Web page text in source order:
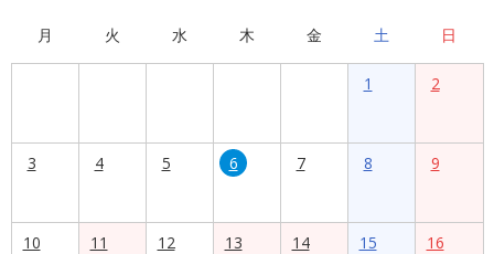
月 火 水 木 金 土 日
1 2
3 4 5 6 7 8 9
10
11
12
13
14
15
16